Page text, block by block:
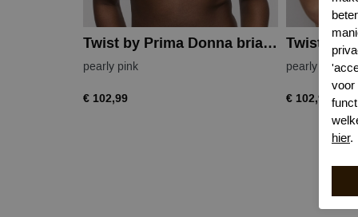
Twist by Prima Donna briana balconnet
pearly pink
€ 102,99
pearly pink
€ 102,99
voor
hier.